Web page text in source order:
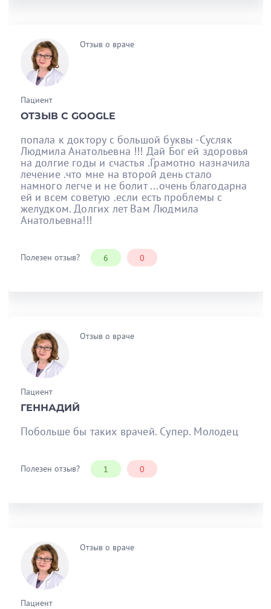
Отзыв о враче
Пациент
ОТЗЫВ С GOOGLE
попала к доктору с большой буквы -Сусляк
Людмила Анатольевна !!! Дай Бог ей здоровья
на долгие годы и счастья .Грамотно назначила
лечение .что мне на второй день стало
намного легче и не болит ...очень благодарна
ей и всем советую .если есть проблемы с
желудком. Долгих лет Вам Людмила
Анатольевна!!!
Полезен отзыв? 6 0
Отзыв о враче
Пациент
ГЕННАДИЙ
Побольше бы таких врачей. Супер. Молодец
Полезен отзыв? 1 0
Отзыв о враче
Пациент